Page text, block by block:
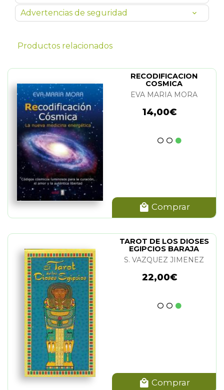
Advertencias de seguridad
Productos relacionados
RECODIFICACION
COSMICA
EVA MARIA MORA
14,00€
Comprar
TAROT DE LOS DIOSES
EGIPCIOS BARAJA
S. VAZQUEZ JIMENEZ
22,00€
Comprar